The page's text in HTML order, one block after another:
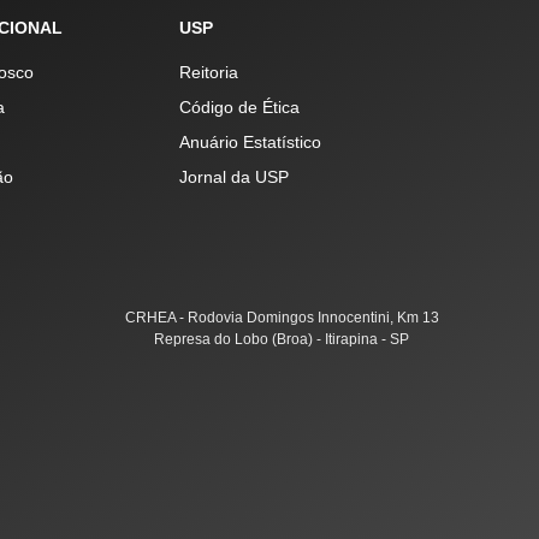
USP
Reitoria
Código de Ética
Anuário Estatístico
Jornal da USP
CRHEA - Rodovia Domingos Innocentini, Km 13
Represa do Lobo (Broa) - Itirapina - SP